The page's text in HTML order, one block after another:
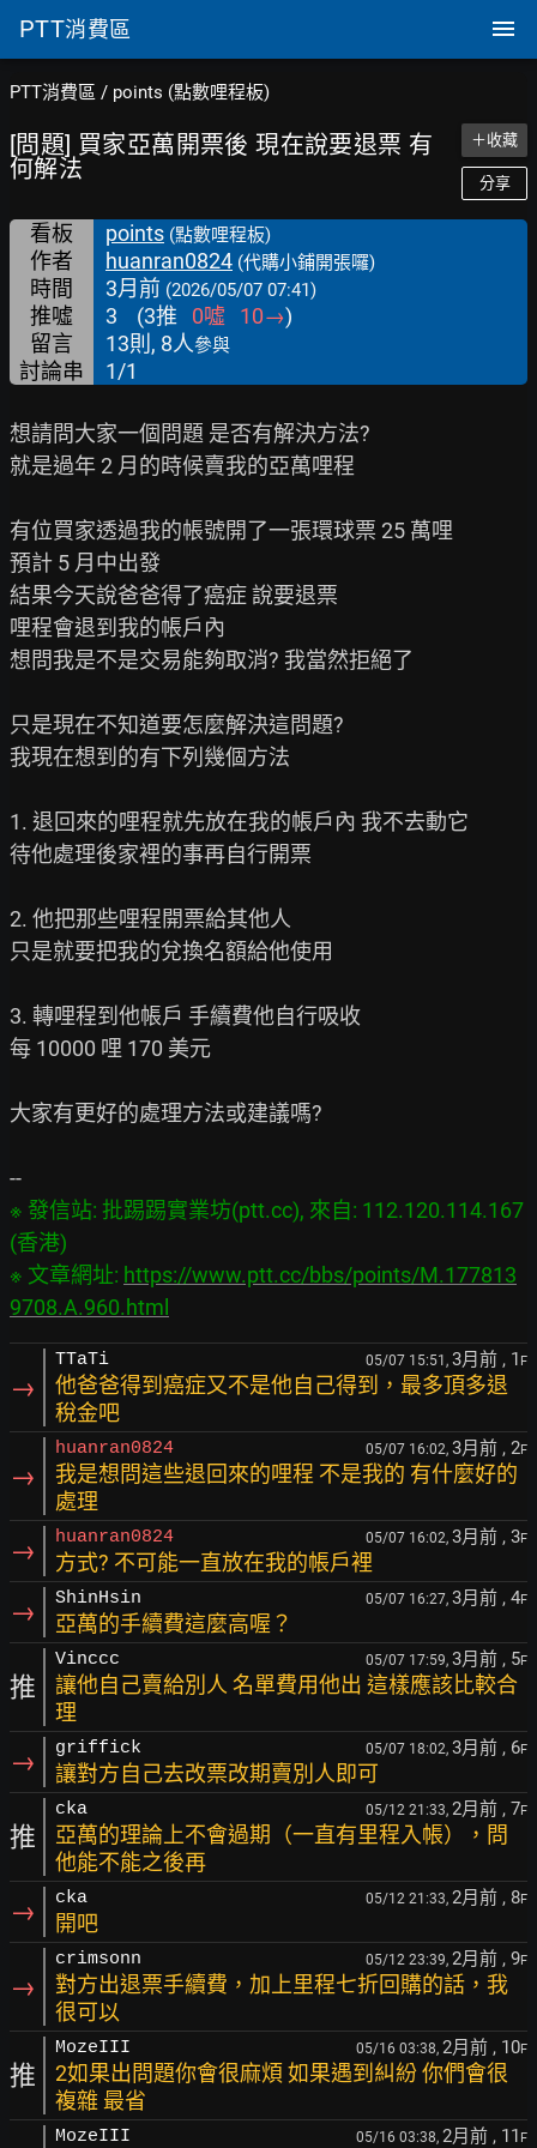
PTT消費區
PTT消費區 / points (點數哩程板)
[問題] 買家亞萬開票後 現在說要退票 有
何解法
＋收藏
分享
看板 points (點數哩程板)
作者 huanran0824 (代購小鋪開張囉)
時間 3月前 (2026/05/07 07:41)
推噓 3 (3推 0噓 10→)
留言
13則, 8人參與
討論串 1/1
想請問大家一個問題 是否有解決方法?
就是過年 2 月的時候賣我的亞萬哩程
有位買家透過我的帳號開了一張環球票 25 萬哩
預計 5 月中出發
結果今天說爸爸得了癌症 說要退票
哩程會退到我的帳戶內
想問我是不是交易能夠取消? 我當然拒絕了
只是現在不知道要怎麼解決這問題?
我現在想到的有下列幾個方法
1. 退回來的哩程就先放在我的帳戶內 我不去動它
待他處理後家裡的事再自行開票
2. 他把那些哩程開票給其他人
只是就要把我的兌換名額給他使用
3. 轉哩程到他帳戶 手續費他自行吸收
每 10000 哩 170 美元
大家有更好的處理方法或建議嗎?
※ 發信站: 批踢踢實業坊(ptt.cc), 來自: 112.120.114.167
(香港)
※ 文章網址: https://www.ptt.cc/bbs/points/M.177813
9708.A.960.html
→
TTaTi 05/07 15:51, 3月前 , 1 F
他爸爸得到癌症又不是他自己得到，最多頂多退
稅金吧
→
huanran0824 05/07 16:02, 3月前 , 2F
我是想問這些退回來的哩程 不是我的 有什麼好的
處理
→ huanran0824 05/07 16:02, 3月前 , 3F
方式? 不可能一直放在我的帳戶裡
→ ShinHsin 05/07 16:27, 3月前 , 4F
亞萬的手續費這麼高喔？
推
Vinccc 05/07 17:59, 3月前 , 5F
讓他自己賣給別人 名單費用他出 這樣應該比較合
理
→ griffick 05/07 18:02, 3月前 , 6F
讓對方自己去改票改期賣別人即可
推
cka 05/12 21:33, 2月前 , 7F
亞萬的理論上不會過期（一直有里程入帳），問
他能不能之後再
→ cka 05/12 21:33, 2月前 , 8F
開吧
→
crimsonn 05/12 23:39, 2月前 , 9F
對方出退票手續費，加上里程七折回購的話，我
很可以
推
MozeIII 05/16 03:38, 2月前 , 10F
2如果出問題你會很麻煩 如果遇到糾紛 你們會很
複雜 最省
MozeIII 05/16 03:38, 2月前 , 11 F